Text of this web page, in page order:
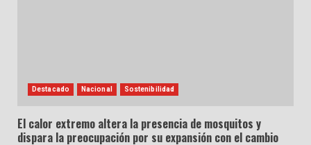
Destacado Nacional Sostenibilidad
El calor extremo altera la presencia de mosquitos y
dispara la preocupación por su expansión con el cambio